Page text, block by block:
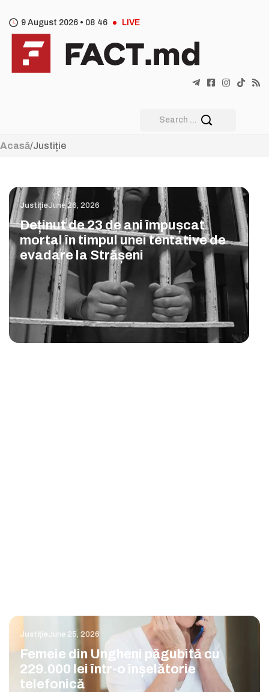
9 August 2026 • 08 46 LIVE
Acasă/Justiție
JustițieJune 26, 2026
Deținut de 23 de ani împușcat
mortal în timpul unei tentative de
evadare la Strășeni
JustițieJune 25, 2026
Femeie din Ungheni păgubită cu
229.000 lei într-o înșelătorie
telefonică